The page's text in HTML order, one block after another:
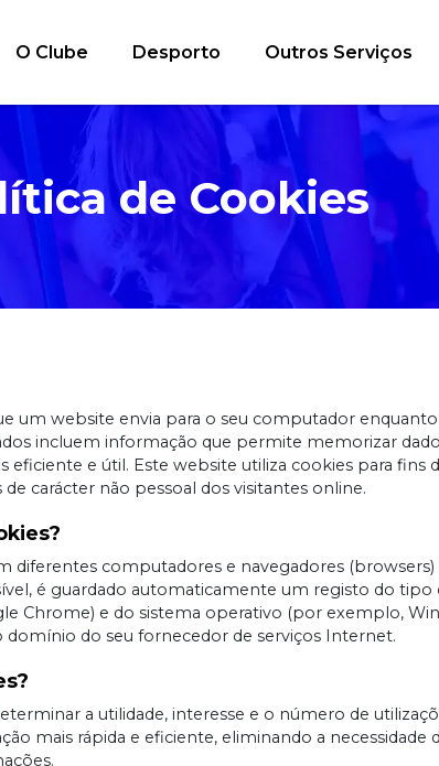
O Clube Desporto Outros Serviços
de Cookies
um website envia para o seu computador enquanto
incluem informação que permite memorizar
eficiente e útil. Este website utiliza cookies para fins
carácter não pessoal dos visitantes online.
diferentes computadores e navegadores
é guardado automaticamente um registo do
Chrome) e do sistema operativo (por exemplo,
domínio do seu fornecedor de serviços Internet.
a utilidade, interesse e o número de
mais rápida e eficiente, eliminando a necessidade